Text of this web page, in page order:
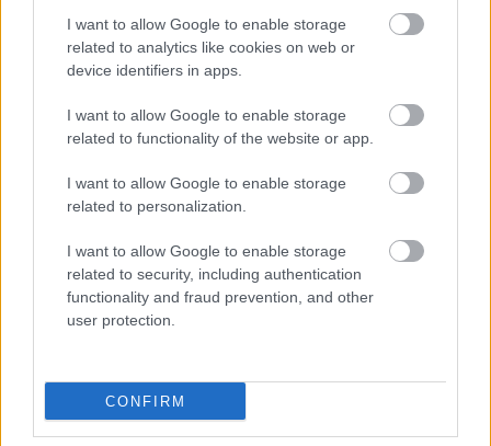
I want to allow Google to enable storage
related to analytics like cookies on web or
device identifiers in apps.
I want to allow Google to enable storage
related to functionality of the website or app.
I want to allow Google to enable storage
related to personalization.
I want to allow Google to enable storage
related to security, including authentication
functionality and fraud prevention, and other
user protection.
CONFIRM
γόνατος [μελέτη]
ΔΕΙΤΕ ΕΠΙΣΗΣ